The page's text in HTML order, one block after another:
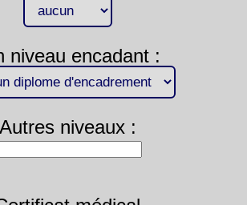
niveau encadant :
Autres niveaux :